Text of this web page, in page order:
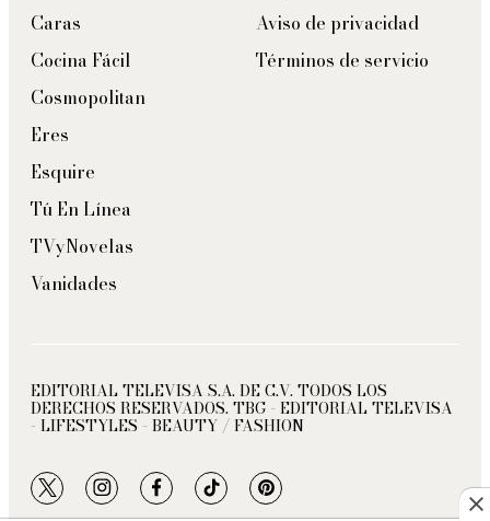
Caras
Cocina Fácil
Cosmopolitan
Eres
Esquire
Tú En Línea
TVyNovelas
Vanidades
Aviso de privacidad
Términos de servicio
EDITORIAL TELEVISA S.A. DE C.V. TODOS LOS
DERECHOS RESERVADOS. TBG - EDITORIAL TELEVISA
- LIFESTYLES - BEAUTY / FASHION
twitterinstagramfacebooktiktokpinterest